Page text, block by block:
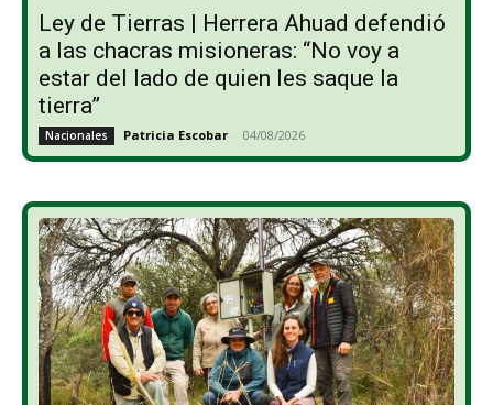
Ley de Tierras | Herrera Ahuad defendió
a las chacras misioneras: “No voy a
estar del lado de quien les saque la
tierra”
Nacionales Patricia Escobar - 04/08/2026